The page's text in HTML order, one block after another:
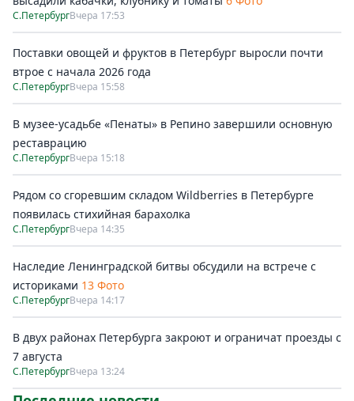
С.ПетербургВчера 17:53
Поставки овощей и фруктов в Петербург выросли почти
втрое с начала 2026 года
С.ПетербургВчера 15:58
В музее-усадьбе «Пенаты» в Репино завершили основную
реставрацию
С.ПетербургВчера 15:18
Рядом со сгоревшим складом Wildberries в Петербурге
появилась стихийная барахолка
С.ПетербургВчера 14:35
Наследие Ленинградской битвы обсудили на встрече с
историками 13 Фото
С.ПетербургВчера 14:17
В двух районах Петербурга закроют и ограничат проезды с
7 августа
С.ПетербургВчера 13:24